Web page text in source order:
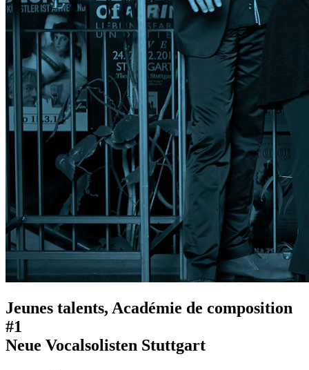
Jeunes talents, Académie de composition
#1
Neue Vocalsolisten Stuttgart